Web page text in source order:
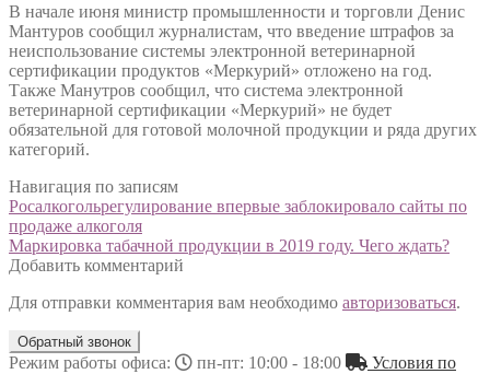
В начале июня министр промышленности и торговли Денис
Мантуров сообщил журналистам, что введение штрафов за
неиспользование системы электронной ветеринарной
сертификации продуктов «Меркурий» отложено на год.
Также Манутров сообщил, что система электронной
ветеринарной сертификации «Меркурий» не будет
обязательной для готовой молочной продукции и ряда других
категорий.
Навигация по записям
Росалкогольрегулирование впервые заблокировало сайты по
продаже алкоголя
Маркировка табачной продукции в 2019 году. Чего ждать?
Добавить комментарий
Для отправки комментария вам необходимо авторизоваться.
Обратный звонок
Режим работы офиса: пн-пт: 10:00 - 18:00
Условия по